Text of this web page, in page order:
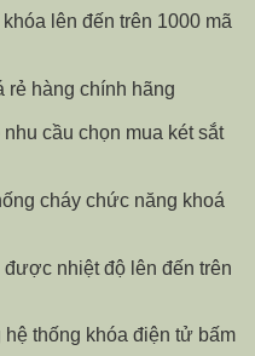
lên đến trên 1000 mã
rẻ hàng chính hãng
cầu chọn mua két sắt
cháy chức năng khoá
được nhiệt độ lên đến trên
hệ thống khóa điện tử bấm